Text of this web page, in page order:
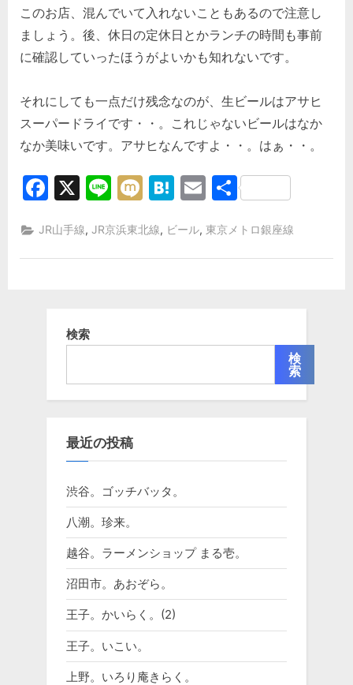
このお店、混んでいて入れないこともあるので注意し
ましょう。後、休日の定休日とかランチの時間も事前
に確認していったほうがよいかも知れないです。
それにしても一点だけ残念なのが、生ビールはアサヒ
スーパードライです・・。これじゃないビールはなか
なか美味いです。アサヒなんですよ・・。はぁ・・。
Facebook
X LineMixiHatena
Email
共
JR山手線,JR京浜東北線, ビール,東京メトロ銀座線
検索
検
索
最近の投稿
渋谷。ゴッチバッタ。
八潮。珍来。
越谷。ラーメンショップ まる壱。
沼田市。あおぞら。
王子。かいらく。(2)
王子。いこい。
上野。いろり庵きらく。